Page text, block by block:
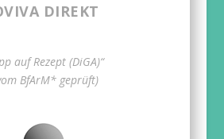
DIREKT
auf Rezept (DiGA)“
BfArM* geprüft)